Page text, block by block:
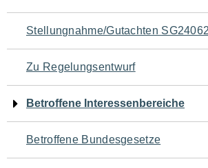
Navigation
für
den
Seiteninhalt
Stellungnahme/Gutachten
Zu Regelungsentwurf
Betroffene Interessenbereiche
Betroffene Bundesgesetze